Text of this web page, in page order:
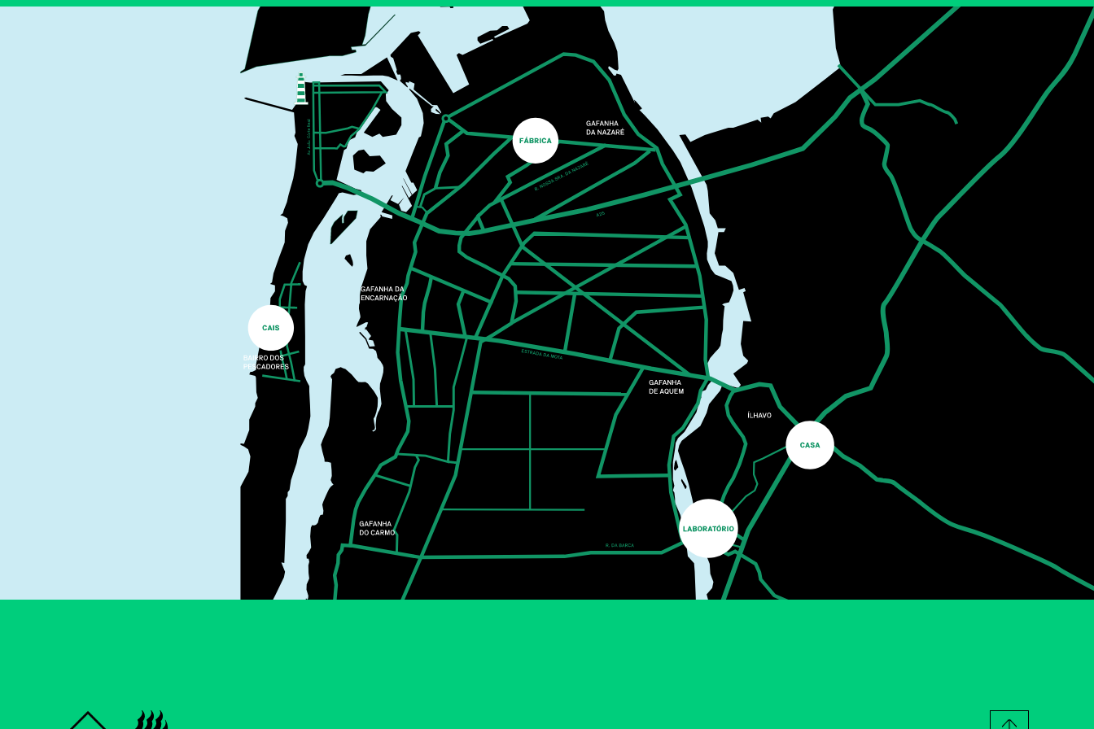
COM ELEMENTOS
NATURAIS
PLANTEIA EM FAMÍLIA
O Planteia está repleto de cores, formas e texturas
escondidas à espera de serem descobertas. A partir
de um percurso de exploração pelo jardim, recolhem-
se elementos naturais para pintar.
MAIS INFORMAÇÕES
CASA CULTURA
MUSIC 25 SEP 21:30
MIGUEL GAMEIRO &
PÓLO NORTE
CONCERTO SOLIDÁRIO
ANTIGOS ALUNOS
UNIVERSIDADE DE AVEIRO
Os Pólo Norte são uma daquelas bandas que, mesmo
quando achamos que não conhecemos, conhecemos.
As canções ficaram nas nossas cabeças há muitos
anos, mas é nas salas, nos teatros e auditórios que se
revelam na sua verdadeira essência.
MAIS INFORMAÇÕES